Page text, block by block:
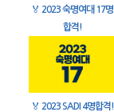
🏅 2023 숙명여대 17명
합격!
🏅 2023 SADI 4명합격!